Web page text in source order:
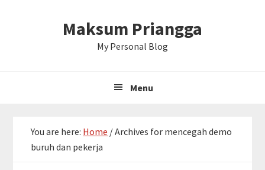
Maksum Priangga
My Personal Blog
Menu
You are here: Home /Archives for mencegah demo
buruh dan pekerja